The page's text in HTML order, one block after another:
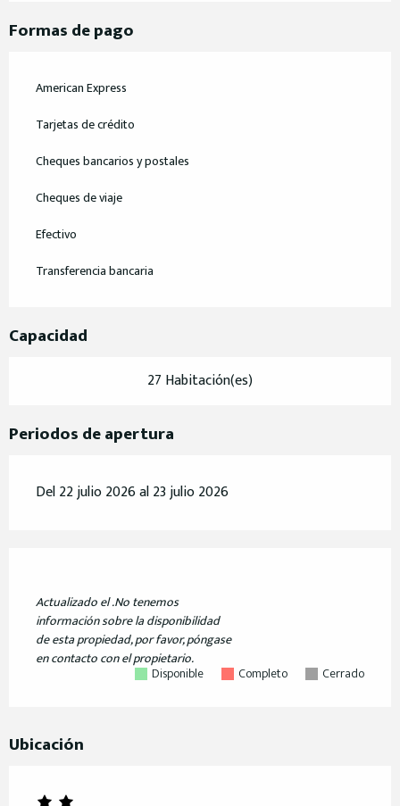
Formas de pago
American Express
Tarjetas de crédito
Cheques bancarios y postales
Cheques de viaje
Efectivo
Transferencia bancaria
Capacidad
27 Habitación(es)
Periodos de apertura
Del 22 julio 2026 al 23 julio 2026
Actualizado el.No tenemos
información sobre la disponibilidad
de esta propiedad, por favor, póngase
en contacto con el propietario.
Disponible Completo Cerrado
Ubicación